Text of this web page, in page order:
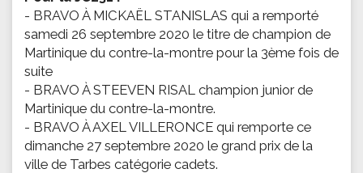
- BRAVO À MICKAËL STANISLAS qui a remporté
samedi 26 septembre 2020 le titre de champion de
Martinique du contre-la-montre pour la 3ème fois de
suite
- BRAVO À STEEVEN RISAL champion junior de
Martinique du contre-la-montre.
- BRAVO À AXEL VILLERONCE qui remporte ce
dimanche 27 septembre 2020 le grand prix de la
ville de Tarbes catégorie cadets.